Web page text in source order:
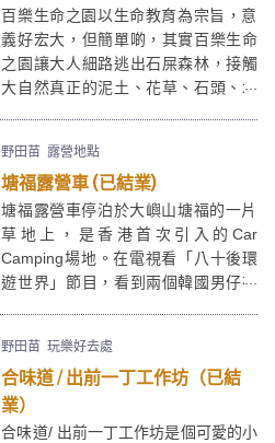
影。
百樂生命之園以生命教育為宗旨，意
義好宏大，但簡單啲，其實百樂生命
之園讓大人細路逃出石屎森林，接觸
大自然真正的泥土、花草、石頭、木
的團體。
野田苗 露營地點
塘福露營車 (已結業)
塘福露營車停泊於大嶼山塘福的一片
草地上，是香港首次引入的Car
Camping場地。在電視看「八十後環
遊世界」節目，看到兩個韓國男仔在
是Camping，但是塘福露營車設備齊
全又舒適，最適合想體驗「人在野」
樂趣，但又怕辛苦的香港人。
野田苗 玩樂好去處
合味道 / 出前一丁工作坊（已結
業）
合味道/ 出前一丁工作坊是個可愛的小